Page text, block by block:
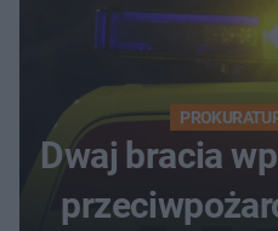
Dwaj bracia